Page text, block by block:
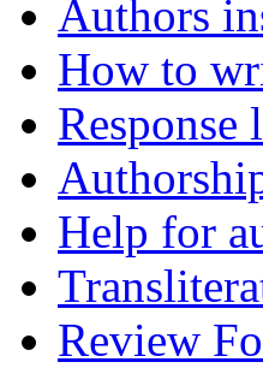
Authors
How to
Response
Help for
Review